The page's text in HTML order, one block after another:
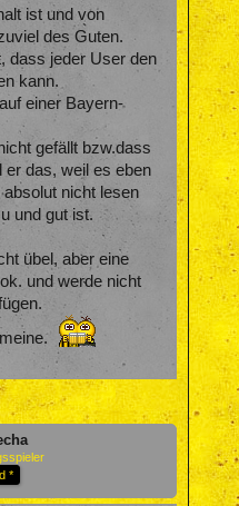
ist und von
des Guten.
dass jeder User den
kann.
einer Bayern-
gefällt bzw.dass
er das, weil es eben
nicht lesen
und gut ist.
übel, aber eine
und werde nicht
*